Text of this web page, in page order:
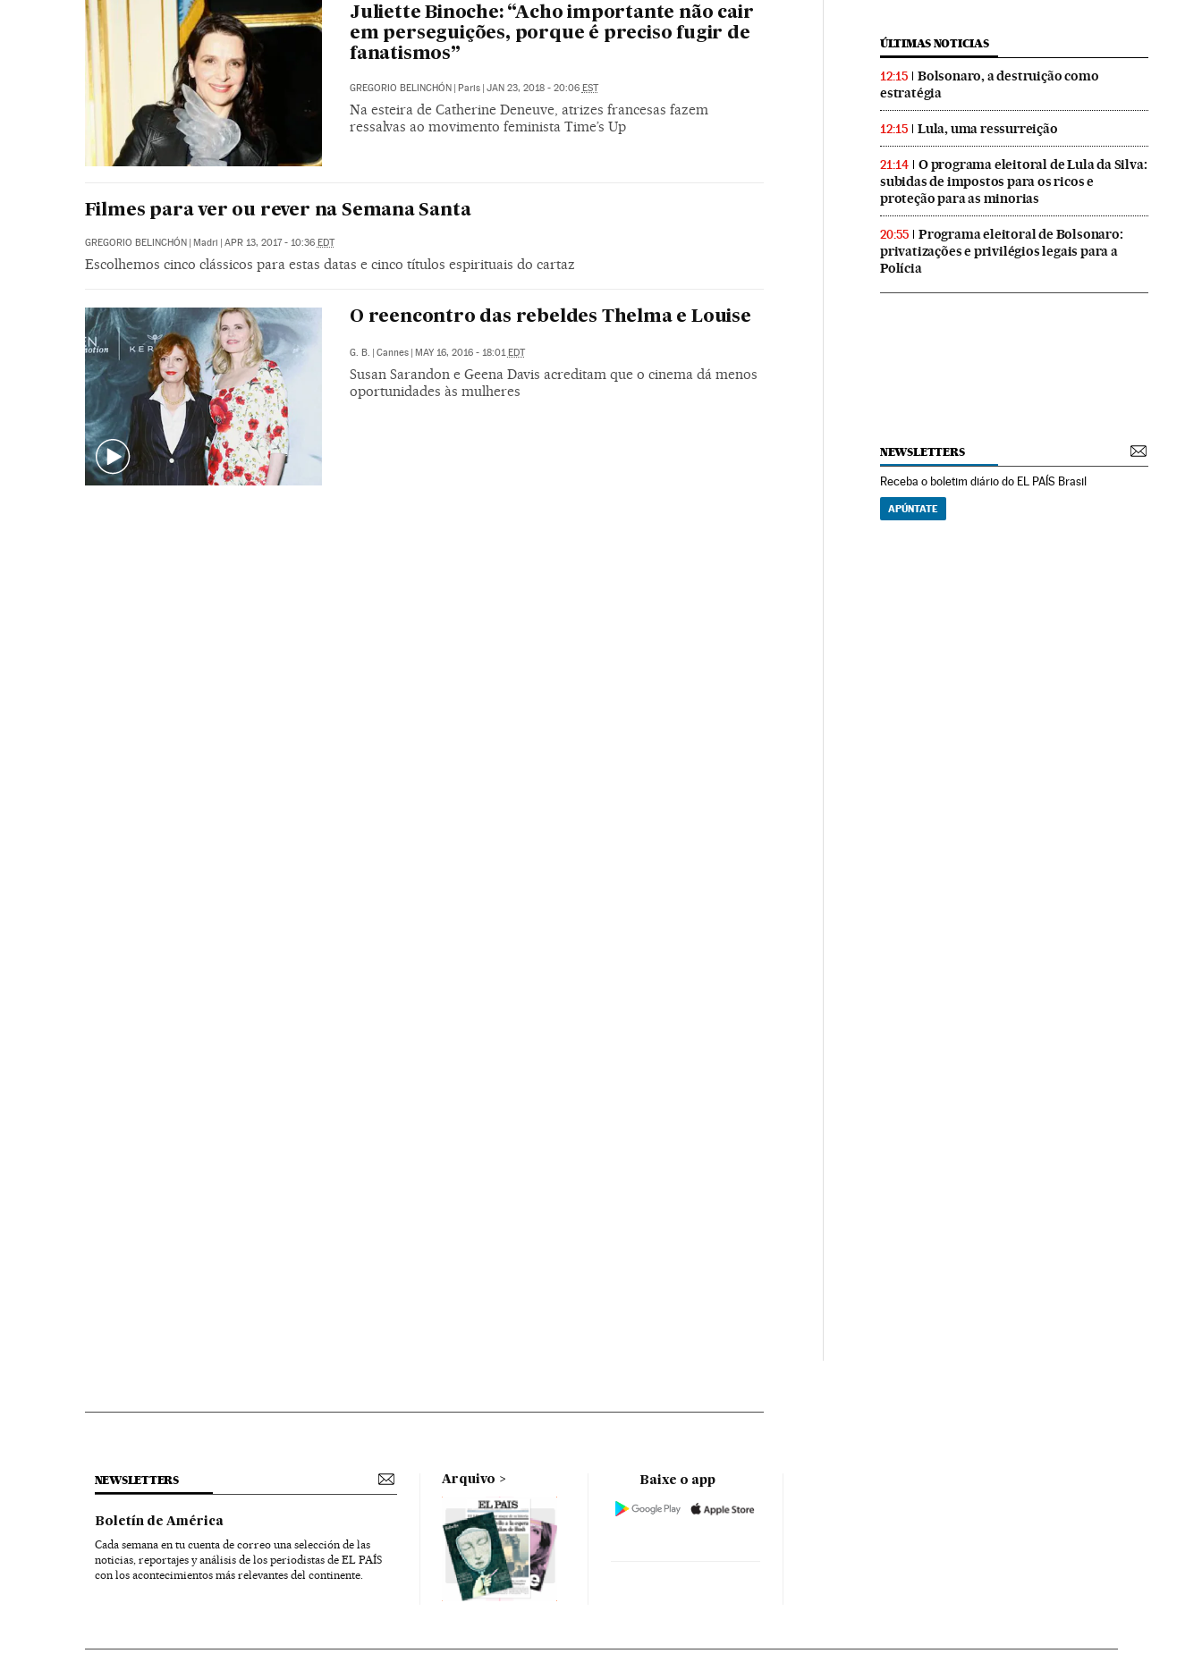
Juliette Binoche: “Acho importante não cair
em perseguições, porque é preciso fugir de
fanatismos”
GREGORIO BELINCHÓN | Paris | JAN 23, 2018 - 20:06 EST
Na esteira de Catherine Deneuve, atrizes francesas fazem
ressalvas ao movimento feminista Time’s Up
Filmes para ver ou rever na Semana Santa
GREGORIO BELINCHÓN | Madri | APR 13, 2017 - 10:36 EDT
Escolhemos cinco clássicos para estas datas e cinco títulos espirituais do cartaz
O reencontro das rebeldes Thelma e Louise
G. B. Cannes MAY 16, 2016 - 18:01 EDT
Susan Sarandon e Geena Davis acreditam que o cinema dá menos
oportunidades às mulheres
ÚLTIMAS NOTICIAS
12:15
Bolsonaro, a destruição como
estratégia
12:15 Lula, uma ressurreição
21:14
O programa eleitoral de Lula da Silva:
subidas de impostos para os ricos e
proteção para as minorias
20:55
Programa eleitoral de Bolsonaro:
privatizações e privilégios legais para a
Polícia
NEWSLETTERS
Receba o boletim diário do EL PAÍS Brasil
APÚNTATE
NEWSLETTERS
Boletín de América
Cada semana en tu cuenta de correo una selección de las
noticias, reportajes y análisis de los periodistas de EL PAÍS
con los acontecimientos más relevantes del continente.
Arquivo Baixe o app